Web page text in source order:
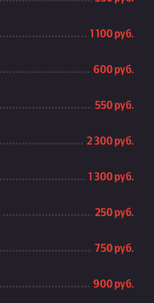
1 100 руб.
600 руб.
550 руб.
2 300 руб.
1 300 руб.
250 руб.
750 руб.
900 руб.